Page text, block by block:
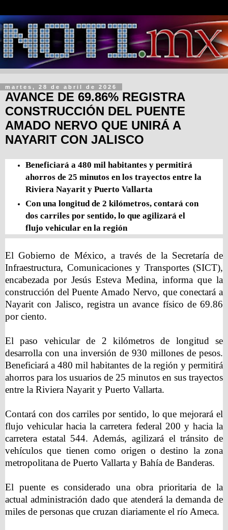
martes, 28 de abril de 2026
AVANCE DE 69.86% REGISTRA
CONSTRUCCIÓN DEL PUENTE
AMADO NERVO QUE UNIRÁ A
NAYARIT CON JALISCO
Beneficiará a 480 mil habitantes y permitirá
ahorros de 25 minutos en los trayectos entre la
Riviera Nayarit y Puerto Vallarta
Con una longitud de 2 kilómetros, contará con
dos carriles por sentido, lo que agilizará el
flujo vehicular en la región
El Gobierno de México, a través de la Secretaría de
Infraestructura, Comunicaciones y Transportes (SICT),
encabezada por Jesús Esteva Medina, informa que la
construcción del Puente Amado Nervo, que conectará a
Nayarit con Jalisco, registra un avance físico de 69.86
por ciento.
El paso vehicular de 2 kilómetros de longitud se
desarrolla con una inversión de 930 millones de pesos.
Beneficiará a 480 mil habitantes de la región y permitirá
ahorros para los usuarios de 25 minutos en sus trayectos
entre la Riviera Nayarit y Puerto Vallarta.
Contará con dos carriles por sentido, lo que mejorará el
flujo vehicular hacia la carretera federal 200 y hacia la
carretera estatal 544. Además, agilizará el tránsito de
vehículos que tienen como origen o destino la zona
metropolitana de Puerto Vallarta y Bahía de Banderas.
El puente es considerado una obra prioritaria de la
actual administración dado que atenderá la demanda de
miles de personas que cruzan diariamente el río Ameca.